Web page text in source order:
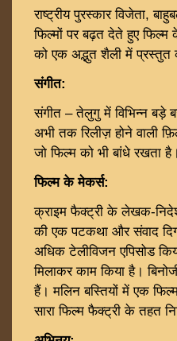
राष्ट्रीय पुरस्कार विजेता,
फिल्मों पर बढ़त देते हुए फिल्म
को एक अद्भुत शैली में प्रस्तुत
संगीत:
संगीत – तेलुगु में विभिन्न बड़े
अभी तक रिलीज़ होने वाली
जो फिल्म को भी बांधे रखता है।
फिल्म के मेकर्स:
क्राइम फैक्ट्री के लेखक-
की एक पटकथा और संवाद
अधिक टेलीविजन एपिसोड
मिलाकर काम किया है।
हैं। मलिन बस्तियों में एक
सारा फिल्म फैक्ट्री के तहत